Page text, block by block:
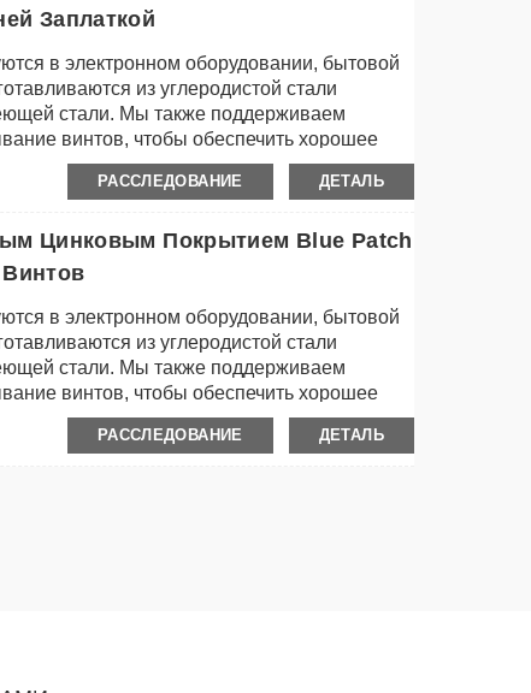
Заплаткой
в электронном оборудовании, бытовой
из углеродистой стали
стали. Мы также поддерживаем
винтов, чтобы обеспечить хорошее
РАССЛЕДОВАНИЕ ДЕТАЛЬ
Цинковым Покрытием Blue Patch
в электронном оборудовании, бытовой
из углеродистой стали
стали. Мы также поддерживаем
винтов, чтобы обеспечить хорошее
РАССЛЕДОВАНИЕ ДЕТАЛЬ